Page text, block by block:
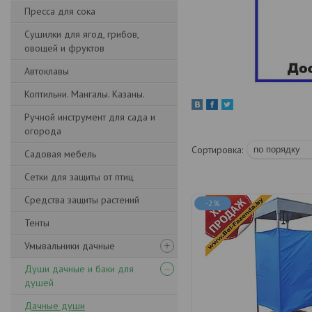
Пресса для сока
Сушилки для ягод, грибов,
овощей и фруктов
Автоклавы
Коптильни. Мангалы. Казаны.
Ручной инструмент для сада и
огорода
Садовая мебель
Сетки для защиты от птиц
Средства защиты растений
Тенты
Умывальники дачные
Души дачные и баки для
душей
Дачные души
-2%